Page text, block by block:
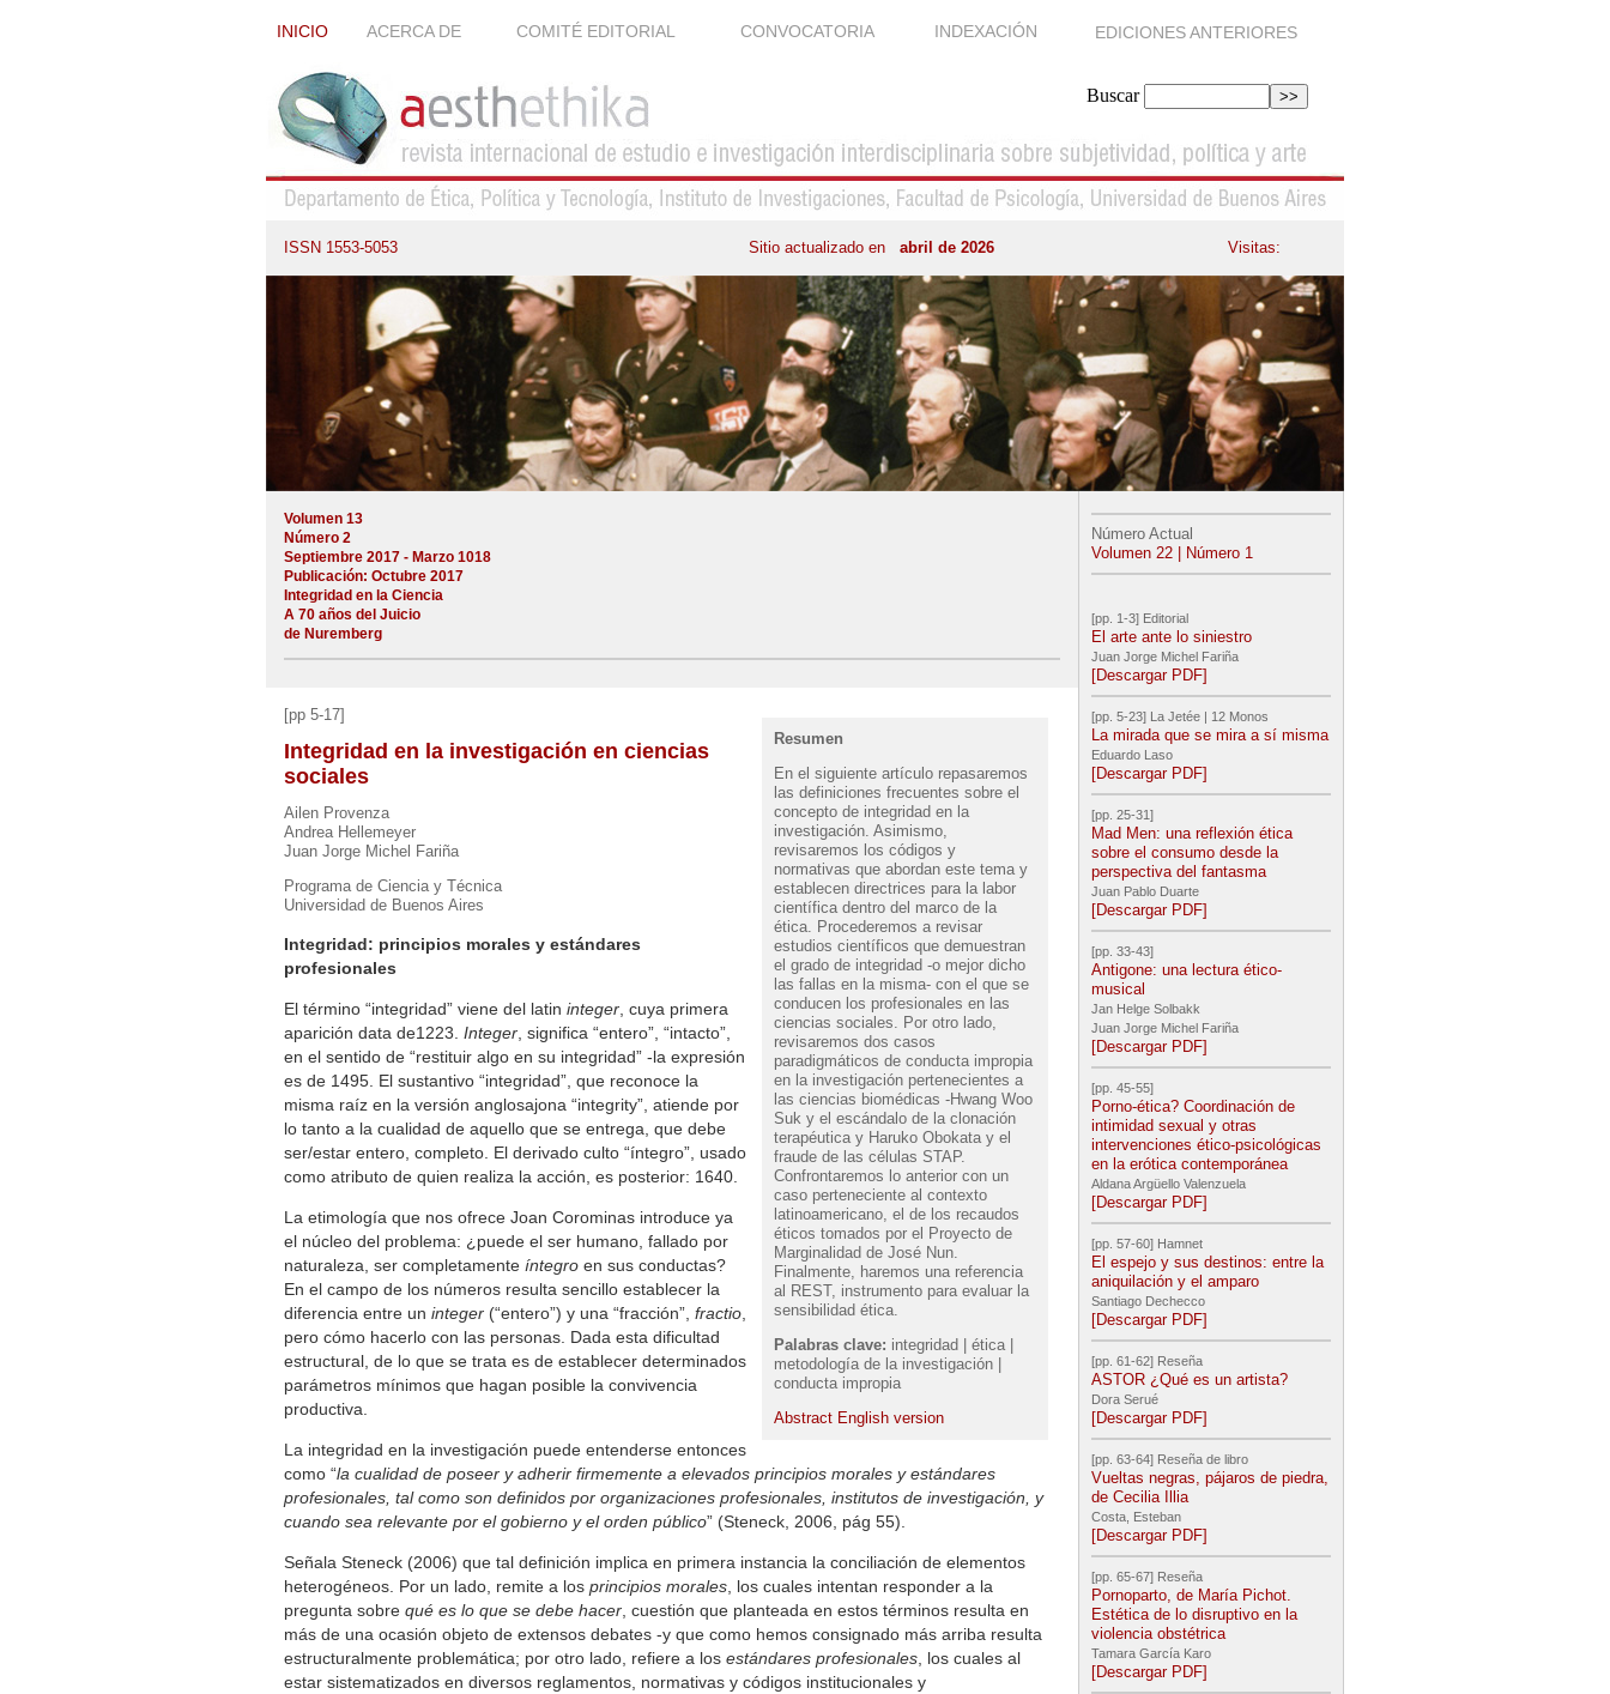
INICIO ACERCA DE COMITÉ EDITORIAL CONVOCATORIA INDEXACIÓN EDICIONES ANTERIORES
Buscar
ISSN 1553-5053 Sitio actualizado en abril de 2026 Visitas:
Volumen 13
Número 2
Septiembre 2017 - Marzo 1018
Publicación: Octubre 2017
Integridad en la Ciencia
A 70 años del Juicio
de Nuremberg
Resumen
En el siguiente artículo repasaremos
las definiciones frecuentes sobre el
concepto de integridad en la
investigación. Asimismo,
revisaremos los códigos y
normativas que abordan este tema y
establecen directrices para la labor
científica dentro del marco de la
ética. Procederemos a revisar
estudios científicos que demuestran
el grado de integridad -o mejor dicho
las fallas en la misma- con el que se
conducen los profesionales en las
ciencias sociales. Por otro lado,
revisaremos dos casos
paradigmáticos de conducta impropia
en la investigación pertenecientes a
las ciencias biomédicas -Hwang Woo
Suk y el escándalo de la clonación
terapéutica y Haruko Obokata y el
fraude de las células STAP.
Confrontaremos lo anterior con un
caso perteneciente al contexto
latinoamericano, el de los recaudos
éticos tomados por el Proyecto de
Marginalidad de José Nun.
Finalmente, haremos una referencia
al REST, instrumento para evaluar la
sensibilidad ética.
Palabras clave: integridad | ética |
metodología de la investigación |
conducta impropia
Abstract English version
[pp 5-17]
Integridad en la investigación en ciencias
sociales
Ailen Provenza
Andrea Hellemeyer
Juan Jorge Michel Fariña
Programa de Ciencia y Técnica
Universidad de Buenos Aires
Integridad: principios morales y estándares
profesionales
El término “integridad” viene del latin integer , cuya primera
aparición data de1223. Integer , significa “entero”, “intacto”,
en el sentido de “restituir algo en su integridad” -la expresión
es de 1495. El sustantivo “integridad”, que reconoce la
misma raíz en la versión anglosajona “integrity”, atiende por
lo tanto a la cualidad de aquello que se entrega, que debe
ser/estar entero, completo. El derivado culto “íntegro”, usado
como atributo de quien realiza la acción, es posterior: 1640.
La etimología que nos ofrece Joan Corominas introduce ya
el núcleo del problema: ¿puede el ser humano, fallado por
naturaleza, ser completamente íntegro en sus conductas?
En el campo de los números resulta sencillo establecer la
diferencia entre un integer (“entero”) y una “fracción”, fractio
pero cómo hacerlo con las personas. Dada esta dificultad
estructural, de lo que se trata es de establecer determinados
parámetros mínimos que hagan posible la convivencia
productiva.
La integridad en la investigación puede entenderse entonces
como “la cualidad de poseer y adherir firmemente a elevados principios morales y estándares
profesionales, tal como son definidos por organizaciones profesionales, institutos de investigación, y
cuando sea relevante por el gobierno y el orden público” (Steneck, 2006, pág 55).
Señala Steneck (2006) que tal definición implica en primera instancia la conciliación de elementos
heterogéneos. Por un lado, remite a los principios morales , los cuales intentan responder a la
pregunta sobre qué es lo que se debe hacer , cuestión que planteada en estos términos resulta en
más de una ocasión objeto de extensos debates -y que como hemos consignado más arriba resulta
estructuralmente problemática; por otro lado, refiere a los estándares profesionales , los cuales al
estar sistematizados en diversos reglamentos, normativas y códigos institucionales y
Número Actual
Volumen 22 | Número 1
[pp. 1-3] Editorial
El arte ante lo siniestro
Juan Jorge Michel Fariña
[Descargar PDF]
[pp. 5-23] La Jetée | 12 Monos
La mirada que se mira a sí misma
Eduardo Laso
[Descargar PDF]
[pp. 25-31]
Mad Men: una reflexión ética
sobre el consumo desde la
perspectiva del fantasma
Juan Pablo Duarte
[Descargar PDF]
[pp. 33-43]
Antigone: una lectura ético-
musical
Jan Helge Solbakk
Juan Jorge Michel Fariña
[Descargar PDF]
[pp. 45-55]
Porno-ética? Coordinación de
intimidad sexual y otras
intervenciones ético-psicológicas
en la erótica contemporánea
Aldana Argüello Valenzuela
[Descargar PDF]
[pp. 57-60] Hamnet
El espejo y sus destinos: entre la
aniquilación y el amparo
Santiago Dechecco
[Descargar PDF]
[pp. 61-62] Reseña
ASTOR ¿Qué es un artista?
Dora Serué
[Descargar PDF]
[pp. 63-64] Reseña de libro
Vueltas negras, pájaros de piedra,
de Cecilia Illia
Costa, Esteban
[Descargar PDF]
[pp. 65-67] Reseña
Pornoparto, de María Pichot.
Estética de lo disruptivo en la
violencia obstétrica
Tamara García Karo
[Descargar PDF]